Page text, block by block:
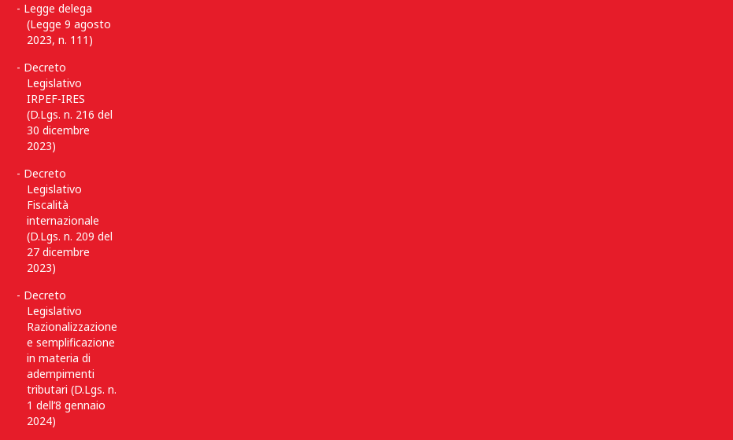
Legge delega
(Legge 9 agosto
2023, n. 111)
Decreto
Legislativo
IRPEF-IRES
(D.Lgs. n. 216 del
30 dicembre
2023)
Decreto
Legislativo
Fiscalità
internazionale
(D.Lgs. n. 209 del
27 dicembre
2023)
Decreto
Legislativo
Razionalizzazione
e semplificazione
in materia di
adempimenti
tributari (D.Lgs. n.
1 dell’8 gennaio
2024)